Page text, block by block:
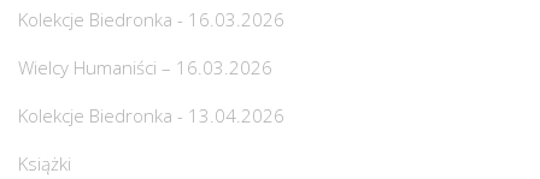
Kolekcje Biedronka - 16.03.2026
Wielcy Humaniści – 16.03.2026
Kolekcje Biedronka - 13.04.2026
Książki